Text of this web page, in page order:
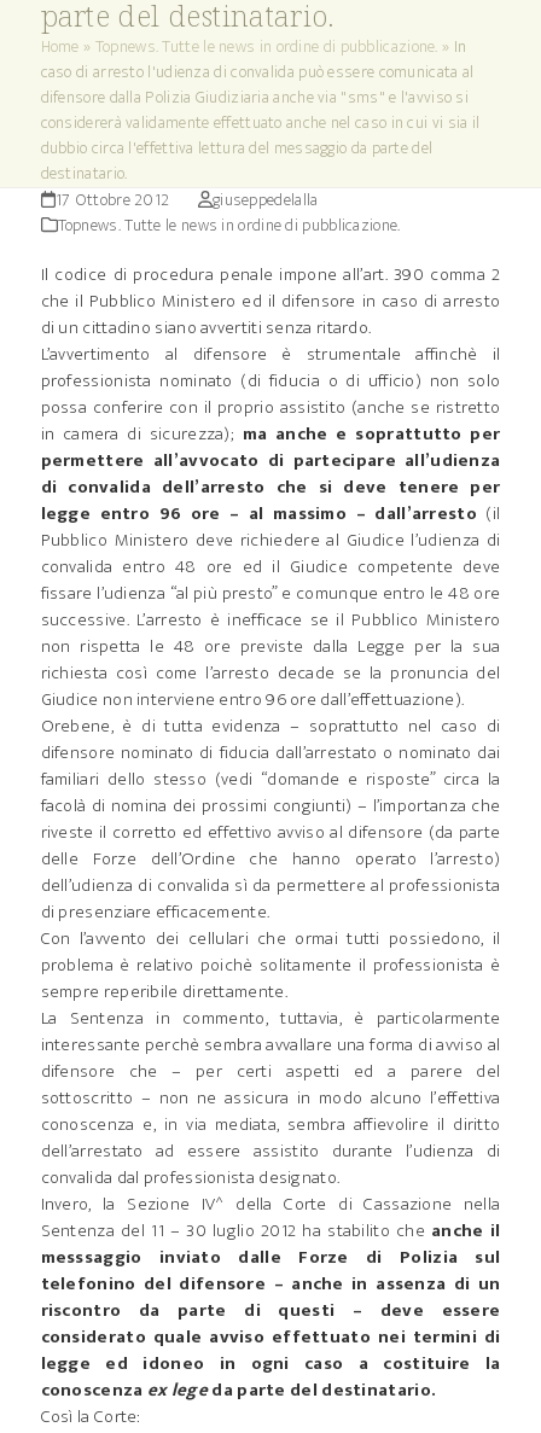
parte del destinatario.
Home »Topnews. Tutte le news in ordine di pubblicazione. » In
caso di arresto l'udienza di convalida può essere comunicata al
difensore dalla Polizia Giudiziaria anche via "sms" e l'avviso si
considererà validamente effettuato anche nel caso in cui vi sia il
dubbio circa l'effettiva lettura del messaggio da parte del
destinatario.
17 Ottobre 2012
giuseppedelalla
Topnews. Tutte le news in ordine di pubblicazione.
Il codice di procedura penale impone all’art. 390 comma 2
che il Pubblico Ministero ed il difensore in caso di arresto
di un cittadino siano avvertiti senza ritardo.
L’avvertimento al difensore è strumentale affinchè il
professionista nominato (di fiducia o di ufficio) non solo
possa conferire con il proprio assistito (anche se ristretto
in camera di sicurezza); ma anche e soprattutto per
permettere all’avvocato di partecipare all’udienza
di convalida dell’arresto che si deve tenere per
legge entro 96 ore – al massimo – dall’arresto (il
Pubblico Ministero deve richiedere al Giudice l’udienza di
convalida entro 48 ore ed il Giudice competente deve
fissare l’udienza “al più presto” e comunque entro le 48 ore
successive. L’arresto è inefficace se il Pubblico Ministero
non rispetta le 48 ore previste dalla Legge per la sua
richiesta così come l’arresto decade se la pronuncia del
Giudice non interviene entro 96 ore dall’effettuazione).
Orebene, è di tutta evidenza – soprattutto nel caso di
difensore nominato di fiducia dall’arrestato o nominato dai
familiari dello stesso (vedi “domande e risposte” circa la
facolà di nomina dei prossimi congiunti) – l’importanza che
riveste il corretto ed effettivo avviso al difensore (da parte
delle Forze dell’Ordine che hanno operato l’arresto)
dell’udienza di convalida sì da permettere al professionista
di presenziare efficacemente.
Con l’avvento dei cellulari che ormai tutti possiedono, il
problema è relativo poichè solitamente il professionista è
sempre reperibile direttamente.
La Sentenza in commento, tuttavia, è particolarmente
interessante perchè sembra avvallare una forma di avviso al
difensore che – per certi aspetti ed a parere del
sottoscritto – non ne assicura in modo alcuno l’effettiva
conoscenza e, in via mediata, sembra affievolire il diritto
dell’arrestato ad essere assistito durante l’udienza di
convalida dal professionista designato.
Invero, la Sezione IV^ della Corte di Cassazione nella
Sentenza del 11 – 30 luglio 2012 ha stabilito che anche il
messsaggio inviato dalle Forze di Polizia sul
telefonino del difensore – anche in assenza di un
riscontro da parte di questi – deve essere
considerato quale avviso effettuato nei termini di
legge ed idoneo in ogni caso a costituire la
conoscenza ex legeda parte del destinatario.
Così la Corte: